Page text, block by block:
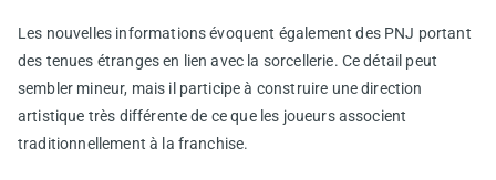
Les nouvelles informations évoquent également des PNJ portant
des tenues étranges en lien avec la sorcellerie. Ce détail peut
sembler mineur, mais il participe à construire une direction
artistique très différente de ce que les joueurs associent
traditionnellement à la franchise.